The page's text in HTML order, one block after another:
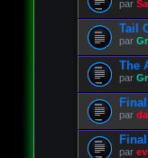
par
Tail
par
The
par
par
par